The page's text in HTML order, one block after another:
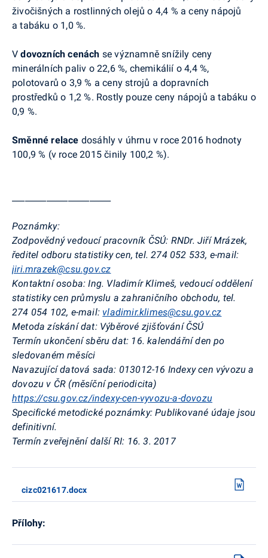
živočišných a rostlinných olejů o 4,4 % a ceny nápojů
a tabáku o 1,0 %.
Vdovozních cenách se významně snížily ceny
minerálních paliv o 22,6 %, chemikálií o 4,4 %,
polotovarů o 3,9 % a ceny strojů a dopravních
prostředků o 1,2 %. Rostly pouze ceny nápojů a tabáku o
0,9 %.
Směnné relace dosáhly v úhrnu v roce 2016 hodnoty
100,9 % (v roce 2015 činily 100,2 %).
Poznámky:
Zodpovědný vedoucí pracovník ČSÚ: RNDr. Jiří Mrázek,
ředitel odboru statistiky cen, tel. 274 052 533, e-mail:
jiri.mrazek@csu.gov.cz
Kontaktní osoba: Ing. Vladimír Klimeš, vedoucí oddělení
statistiky cen průmyslu a zahraničního obchodu, tel.
274 054 102, e-mail: vladimir.klimes@csu.gov.cz
Metoda získání dat: Výběrové zjišťování ČSÚ
Termín ukončení sběru dat: 16. kalendářní den po
sledovaném měsíci
Navazující datová sada: 013012-16 Indexy cen vývozu a
dovozu v ČR (měsíční periodicita)
https://csu.gov.cz/indexy-cen-vyvozu-a-dovozu
Specifické metodické poznámky:Publikované údaje jsou
definitivní.
Termín zveřejnění další RI: 16. 3. 2017
cizc021617.docx
Přílohy: